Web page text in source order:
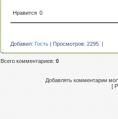
Нравится 0
Добавил: Гость | Просмотров: 2295 |
Всего комментариев:0
Добавлять комментарии
[